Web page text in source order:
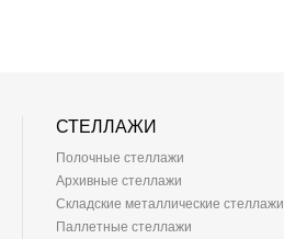
СТЕЛЛАЖИ
Полочные стеллажи
Архивные стеллажи
Складские металлические стеллажи
Паллетные стеллажи